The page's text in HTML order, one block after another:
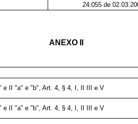
24.055 de
ANEXO II
e II "a" e "b", Art. 4, § 4, I, II III e V
e II "a" e "b", Art. 4, § 4, I, II III e V